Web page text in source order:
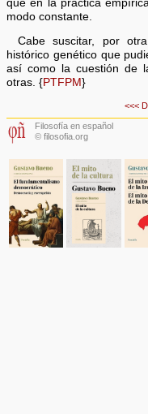
que en la práctica
modo constante.
Cabe suscitar, por
histórico genético que
así como la cuestión de
otras. {PTFPM}
<<<
Filosofía en español
© filosofia.org